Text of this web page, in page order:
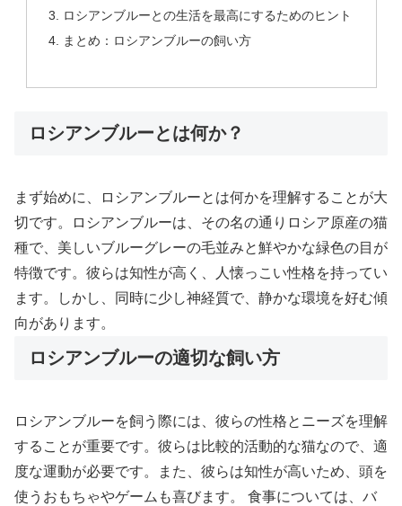
ロシアンブルーとの生活を最高にするためのヒント
まとめ：ロシアンブルーの飼い方
ロシアンブルーとは何か？
まず始めに、ロシアンブルーとは何かを理解することが大
切です。ロシアンブルーは、その名の通りロシア原産の猫
種で、美しいブルーグレーの毛並みと鮮やかな緑色の目が
特徴です。彼らは知性が高く、人懐っこい性格を持ってい
ます。しかし、同時に少し神経質で、静かな環境を好む傾
向があります。
ロシアンブルーの適切な飼い方
ロシアンブルーを飼う際には、彼らの性格とニーズを理解
することが重要です。彼らは比較的活動的な猫なので、適
度な運動が必要です。また、彼らは知性が高いため、頭を
使うおもちゃやゲームも喜びます。 食事については、バ